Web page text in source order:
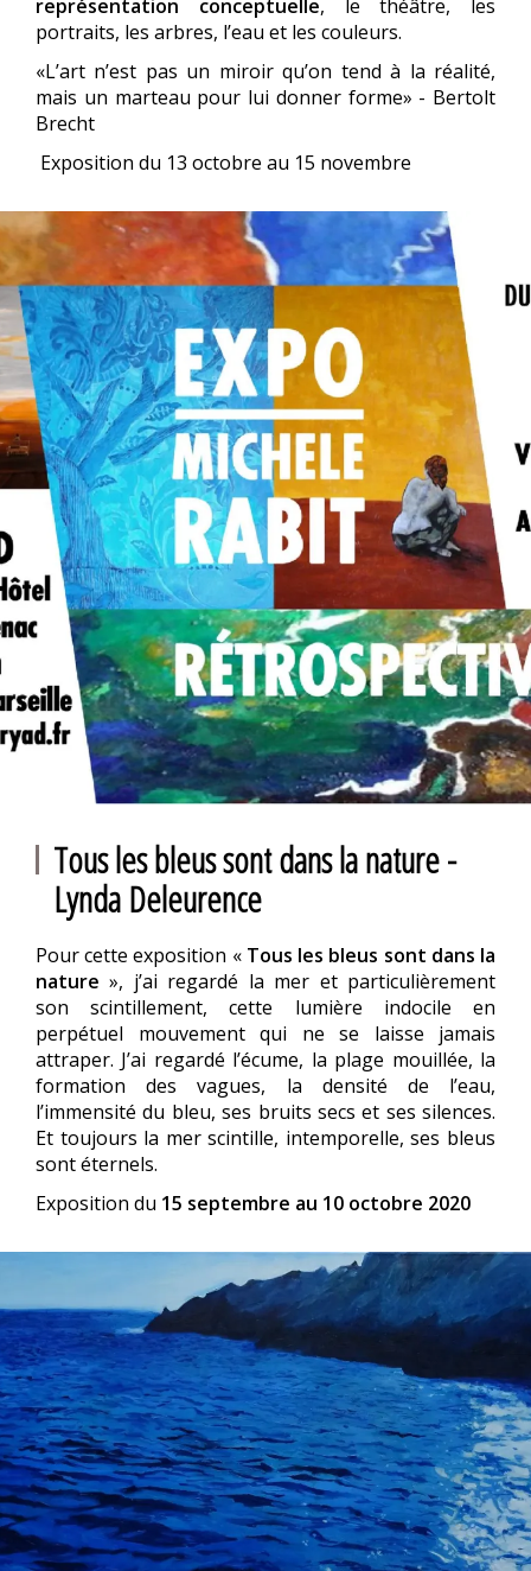
représentation conceptuelle, le théâtre, les
portraits, les arbres, l’eau et les couleurs.
«L’art n’est pas un miroir qu’on tend à la réalité,
mais un marteau pour lui donner forme» - Bertolt
Brecht
Exposition du 13 octobre au 15 novembre
Tous les bleus sont dans la nature -
Lynda Deleurence
Pour cette exposition « Tous les bleus sont dans la
nature », j’ai regardé la mer et particulièrement
son scintillement, cette lumière indocile en
perpétuel mouvement qui ne se laisse jamais
attraper. J’ai regardé l’écume, la plage mouillée, la
formation des vagues, la densité de l’eau,
l’immensité du bleu, ses bruits secs et ses silences.
Et toujours la mer scintille, intemporelle, ses bleus
sont éternels.
Exposition du 15 septembre au 10 octobre 2020